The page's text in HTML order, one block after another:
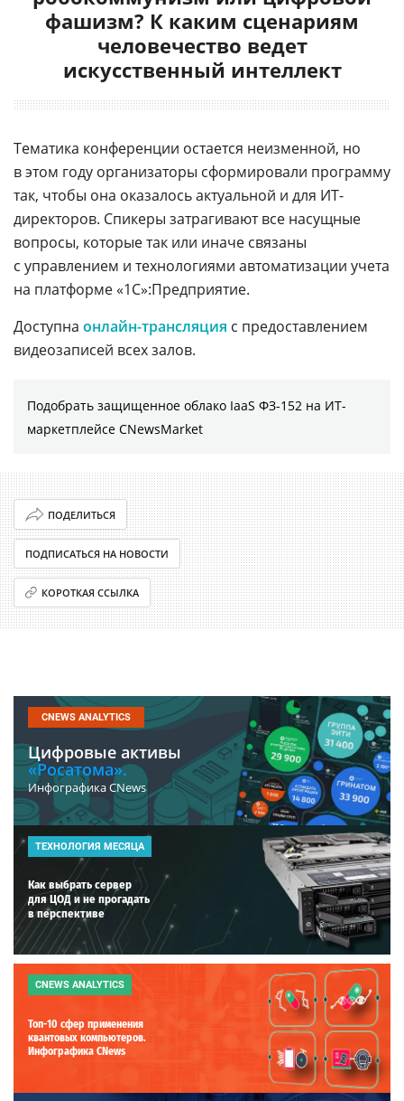
фашизм? К каким сценариям
человечество ведет
искусственный интеллект
Тематика конференции остается неизменной, но
в этом году организаторы сформировали программу
так, чтобы она оказалось актуальной и для ИТ-
директоров. Спикеры затрагивают все насущные
вопросы, которые так или иначе связаны
с управлением и технологиями автоматизации учета
на платформе «1С»:Предприятие.
Доступна онлайн-трансляция с предоставлением
видеозаписей всех залов.
Подобрать защищенное облако IaaS ФЗ-152 на ИТ-
маркетплейсе CNewsMarket
ПОДЕЛИТЬСЯ
ПОДПИСАТЬСЯ НА НОВОСТИ
КОРОТКАЯ ССЫЛКА
CNEWS ANALYTICS
Цифровые активы
«Росатома».
Инфографика CNews
ТЕХНОЛОГИЯ МЕСЯЦА
Как выбрать сервер
для ЦОД и не прогадать
в перспективе
CNEWS ANALYTICS
Топ-10 сфер применения
квантовых компьютеров.
Инфографика CNews